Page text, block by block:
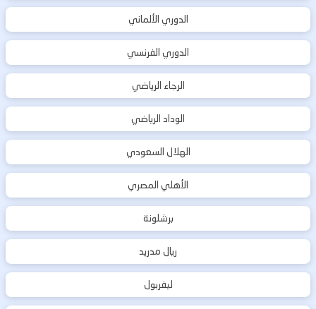
الدوري الألماني
الدوري الفرنسي
الرجاء الرياضي
الوداد الرياضي
الهلال السعودي
الأهلي المصري
برشلونة
ريال مدريد
ليفربول